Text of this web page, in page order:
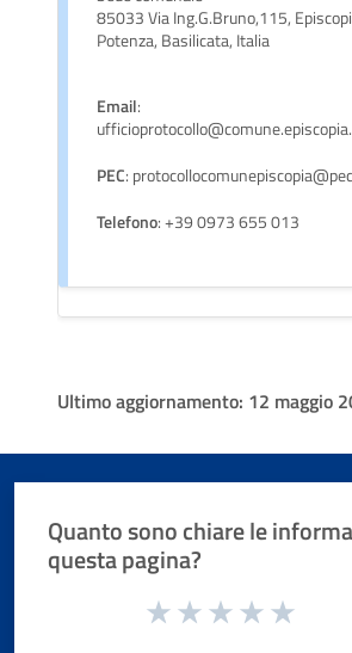
85033 Via Ing.G.Bruno,115,
Potenza, Basilicata, Italia
Email:
PEC:
Telefono: +39 0973 655 013
Ultimo aggiornamento: 12 maggio
Quanto sono chiare le
questa pagina?
Valuta da 1 a 5 stelle la pagina